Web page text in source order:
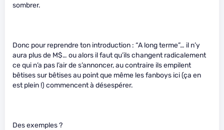
sombrer.
Donc pour reprendre ton introduction : “A long terme”… il n’y
aura plus de M$… ou alors il faut qu’ils changent radicalement
ce qui n’a pas l’air de s’annoncer, au contraire ils empilent
bêtises sur bêtises au point que même les fanboys ici (ça en
est plein !) commencent à désespérer.
Des exemples ?